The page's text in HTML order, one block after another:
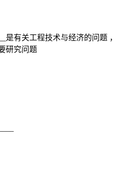
是有关工程技术与经济的问题 ，
研究问题